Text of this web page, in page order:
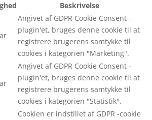
Beskrivelse
Angivet af GDPR Cookie Consent -
plugin'et, bruges denne cookie til at
registrere brugerens samtykke til
cookies i kategorien "Marketing".
Angivet af GDPR Cookie Consent -
plugin'et, bruges denne cookie til at
registrere brugerens samtykke til
cookies i kategorien "Statistik".
Cookien er indstillet af GDPR -cookie